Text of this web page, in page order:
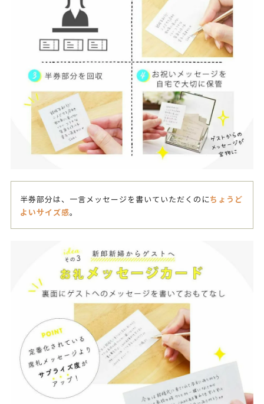
半券部分は、一言メッセージを書いていただくのにちょうど
よいサイズ感。